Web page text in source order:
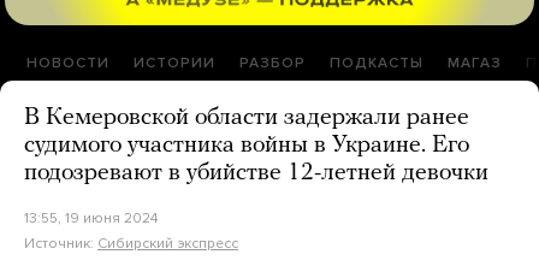
НОВОСТИ ИСТОРИИ РАЗБОР ПОДКАСТЫ МАГАЗ
В Кемеровской области задержали ранее
судимого участника войны в Украине. Его
подозревают в убийстве 12-летней девочки
13:55, 19 июня 2024
Источник: Сибирский экспресс